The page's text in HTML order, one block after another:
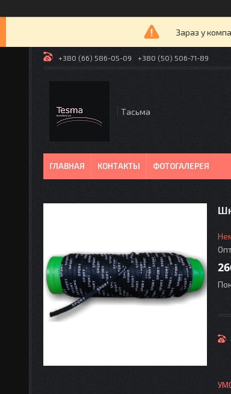
Зараз у
+380 (66) 586-05-09 +380 (50) 506-71-89
Tасьма
ГЛАВНАЯ КОНТАКТЫ ФОТОГАЛЕРЕЯ